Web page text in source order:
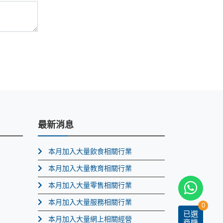
最新消息
本月加入大量飲食相關行業
本月加入大量教育相關行業
本月加入大量零售相關行業
本月加入大量服務相關行業
本月加入大量網上相關經營
已選
0